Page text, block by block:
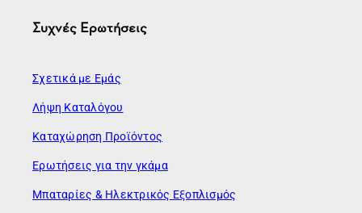
Συχνές Ερωτήσεις
Σχετικά με Εμάς
Λήψη Καταλόγου
Καταχώρηση Προϊόντος
Ερωτήσεις για την γκάμα
Μπαταρίες & Ηλεκτρικός Εξοπλισμός